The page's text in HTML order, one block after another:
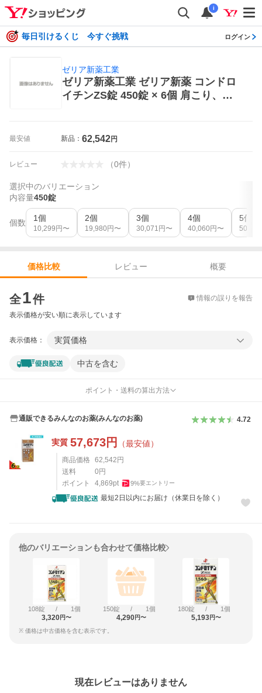
i
毎日引けるくじ 今すぐ挑戦 ログイン
ゼリア新薬工業
ゼリア新薬工業 ゼリア新薬 コンドロ
イチンZS錠 450錠 × 6個 肩こり、筋
最安値 新品： 62,542円
レビュー （0件）
選択中のバリエーション
内容量450錠
個数 1個
10,299 円〜
2個
19,980 円〜
3個
30,071 円〜
4個
40,060 円〜
5個
50,979
価格比較 レビュー
概要
全1件 情報の誤りを報告
表示価格が安い順に表示しています
表示価格： 実質価格
中古を含む
ポイント・送料の算出方法
通販できるみんなのお薬(みんなのお薬) 4.72
実質 57,673円 （最安値）
商品価格 62,542 円
送料
0 円
ポイント
4,869pt 9%要エントリー
最短2日以内にお届け（休業日を除く）
他のバリエーションも合わせて価格比較
108錠 / 1個
3,320円〜
150錠 / 1個
4,290円〜
180錠 / 1個
5,193円〜
※ 価格は中古価格を含む表示です。
現在レビューはありません